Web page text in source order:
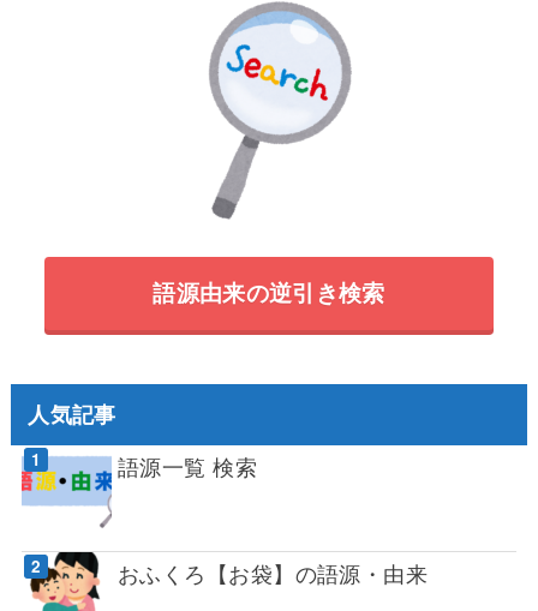
語源由来の逆引き検索
人気記事
語源一覧 検索
おふくろ【お袋】の語源・由来